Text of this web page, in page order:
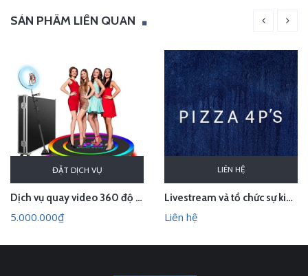
SẢN PHẨM LIÊN QUAN
ĐẶT DỊCH VỤ
Dịch vụ quay video 360 độ sự kiện - Bục xoay check in photobooth
5.000.000₫
LIÊN HỆ
Livestream và tổ chức sự kiện cuộc thi nội bộ của Pizza 4P's
Liên hệ